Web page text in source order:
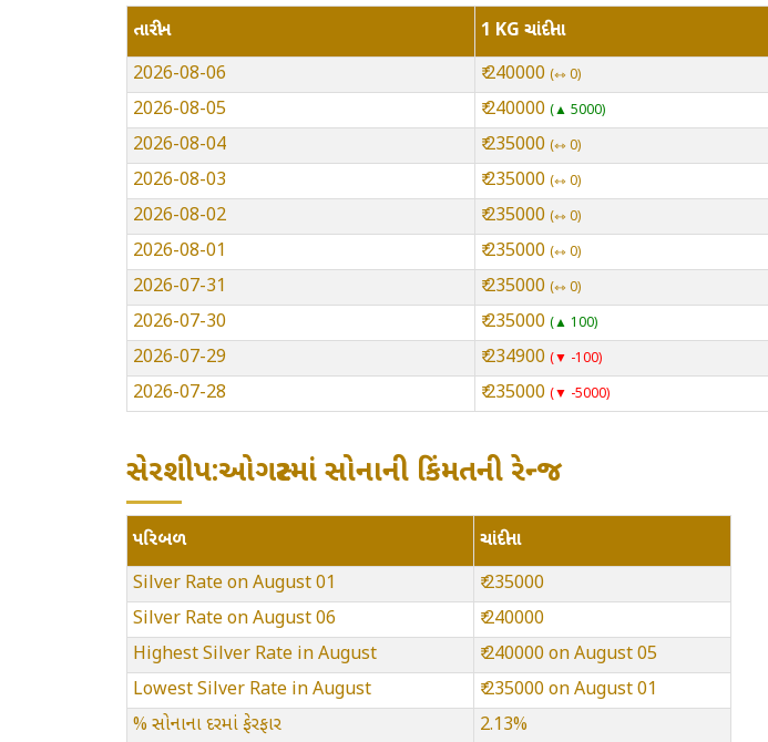
તારીખ
1 KG ચાંદીના
2026-08-06
₹ 240000 ⇿ 0
2026-08-05 ₹ 240000 ▲ 5000
2026-08-04 ₹ 235000 ⇿ 0
2026-08-03 ₹ 235000 ⇿ 0
2026-08-02 ₹ 235000 ⇿ 0
2026-08-01 ₹ 235000 ⇿ 0
2026-07-31 ₹ 235000 ⇿ 0
2026-07-30 ₹ 235000 ▲ 100
2026-07-29 ₹ 234900 ▼ -100
2026-07-28 ₹ 235000 ▼ -5000
સેરશીપ:ઓગસ્ટમાં સોનાની કિંમતની રેન્જ
પરિબળ
ચાંદીના
Silver Rate on August 01
₹ 235000
Silver Rate on August 06
₹ 240000
Highest Silver Rate in August
₹ 240000 on August 05
Lowest Silver Rate in August
₹ 235000 on August 01
% સોનાના દરમાં ફેરફાર
2.13%